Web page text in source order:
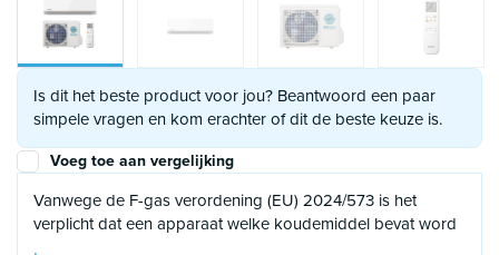
Is dit het beste product voor jou? Beantwoord een paar
simpele vragen en kom erachter of dit de beste keuze is.
Voeg toe aan vergelijking
Vanwege de F-gas verordening (EU) 2024/573 is het
verplicht dat een apparaat welke koudemiddel bevat word
geïnstalleerd of